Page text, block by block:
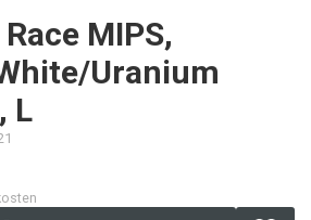
MIPS,
Uranium
L